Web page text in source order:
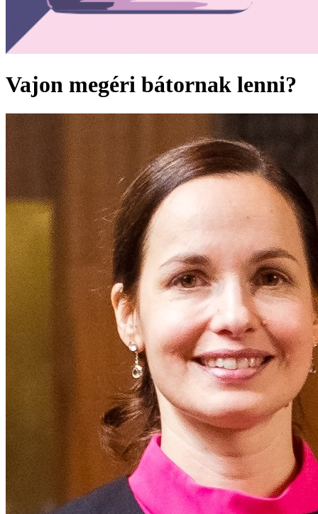
Vajon megéri bátornak lenni?